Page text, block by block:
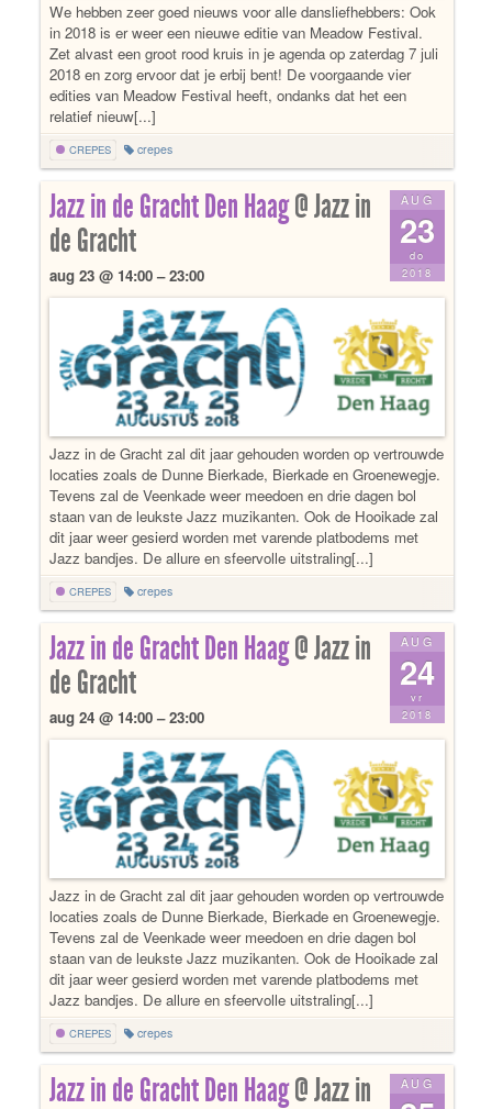
We hebben zeer goed nieuws voor alle dansliefhebbers: Ook
in 2018 is er weer een nieuwe editie van Meadow Festival.
Zet alvast een groot rood kruis in je agenda op zaterdag 7 juli
2018 en zorg ervoor dat je erbij bent! De voorgaande vier
edities van Meadow Festival heeft, ondanks dat het een
relatief nieuw[...]
CREPES crepes
AUG
23
do
2018
Jazz in de Gracht Den Haag@ Jazz in
de Gracht
aug 23 @ 14:00 – 23:00
Jazz in de Gracht zal dit jaar gehouden worden op vertrouwde
locaties zoals de Dunne Bierkade, Bierkade en Groenewegje.
Tevens zal de Veenkade weer meedoen en drie dagen bol
staan van de leukste Jazz muzikanten. Ook de Hooikade zal
dit jaar weer gesierd worden met varende platbodems met
Jazz bandjes. De allure en sfeervolle uitstraling[...]
CREPES crepes
AUG
24
vr
2018
Jazz in de Gracht Den Haag@ Jazz in
de Gracht
aug 24 @ 14:00 – 23:00
Jazz in de Gracht zal dit jaar gehouden worden op vertrouwde
locaties zoals de Dunne Bierkade, Bierkade en Groenewegje.
Tevens zal de Veenkade weer meedoen en drie dagen bol
staan van de leukste Jazz muzikanten. Ook de Hooikade zal
dit jaar weer gesierd worden met varende platbodems met
Jazz bandjes. De allure en sfeervolle uitstraling[...]
CREPES crepes
AUG
Jazz in de Gracht Den Haag@ Jazz in